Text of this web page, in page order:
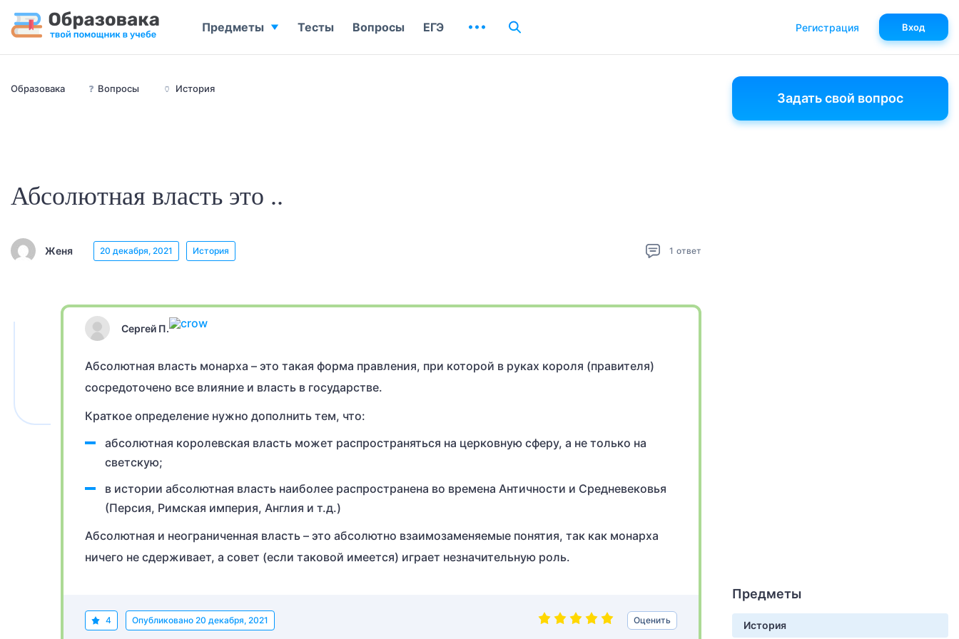
Образовака ❓ Вопросы 🏺 История
Абсолютная власть это ..
Женя 20 декабря, 2021 История 1 ответ
Сергей П.
Абсолютная власть монарха – это такая форма правления, при которой в руках короля (правителя)
сосредоточено все влияние и власть в государстве.
Краткое определение нужно дополнить тем, что:
абсолютная королевская власть может распространяться на церковную сферу, а не только на
светскую;
в истории абсолютная власть наиболее распространена во времена Античности и Средневековья
(Персия, Римская империя, Англия и т.д.)
Абсолютная и неограниченная власть – это абсолютно взаимозаменяемые понятия, так как монарха
ничего не сдерживает, а совет (если таковой имеется) играет незначительную роль.
4 Опубликовано 20 декабря, 2021 Оценить
Задать свой вопрос
Предметы
История
Предметы Тесты Вопросы ЕГЭ Регистрация Вход